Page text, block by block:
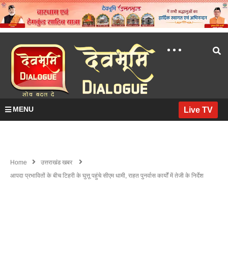
MENU Live TV
Home
उत्तराखंड खबर
आपदा प्रभावितों के बीच टिहरी के घुत्तू पहुंचे सीएम धामी, राहत पुनर्वास कार्यों में तेजी के निर्देश